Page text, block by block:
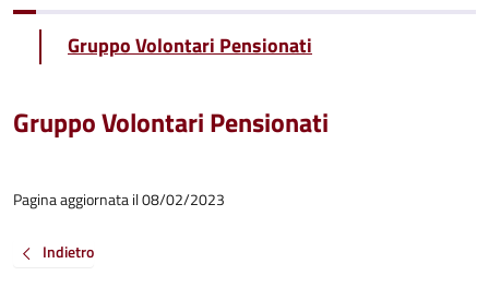
Gruppo Volontari Pensionati
Gruppo Volontari Pensionati
Pagina aggiornata il 08/02/2023
Indietro